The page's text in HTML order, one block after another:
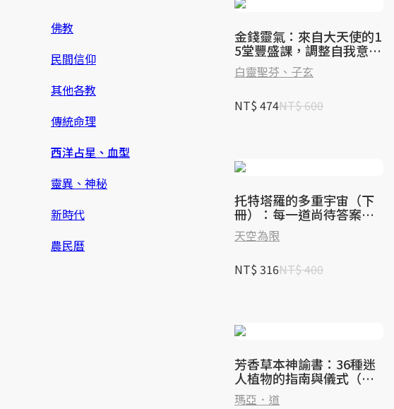
佛教
民間信仰
其他各教
傳統命理
西洋占星、血型
靈異、神秘
新時代
農民曆
金錢靈氣：來自大天使的1
5堂豐盛課，調整自我意識
與金錢間的能量流動，達
到身心靈的平衡
白靈聖芬、子玄
NT$ 474NT$ 600
托特塔羅的多重宇宙（下
冊）：每一道尚待答案的
問題，都是開啟人生新頁
的鑰匙
天空為限
NT$ 316NT$ 400
芳香草本神諭書：36種迷
人植物的指南與儀式（書
＋卡）
瑪亞．道